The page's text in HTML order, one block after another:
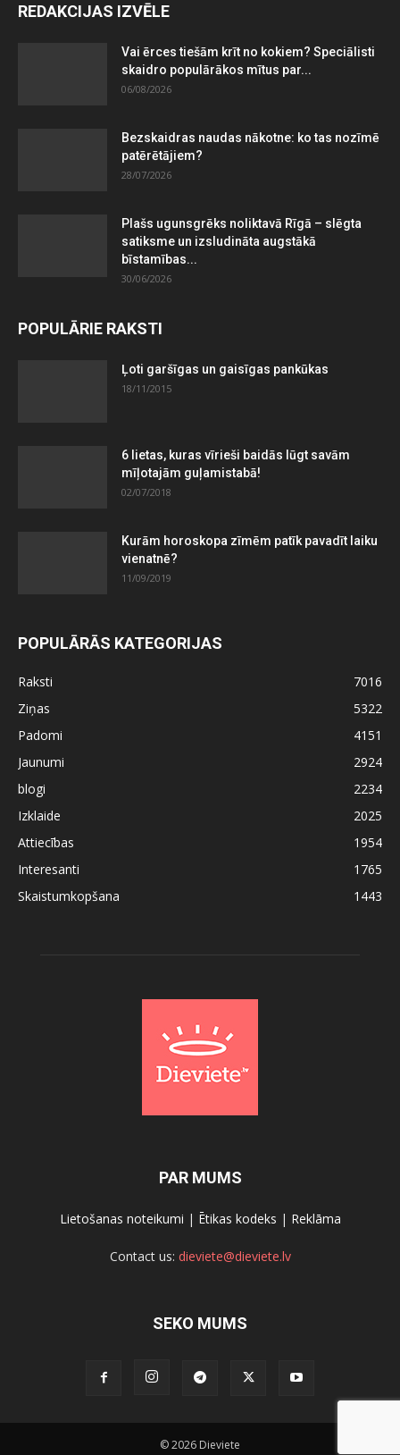
REDAKCIJAS IZVĒLE
Vai ērces tiešām krīt no kokiem? Speciālisti
skaidro populārākos mītus par...
06/08/2026
Bezskaidras naudas nākotne: ko tas nozīmē
patērētājiem?
28/07/2026
Plašs ugunsgrēks noliktavā Rīgā – slēgta
satiksme un izsludināta augstākā
bīstamības...
30/06/2026
POPULĀRIE RAKSTI
Ļoti garšīgas un gaisīgas pankūkas
18/11/2015
6 lietas, kuras vīrieši baidās lūgt savām
mīļotajām guļamistabā!
02/07/2018
Kurām horoskopa zīmēm patīk pavadīt laiku
vienatnē?
11/09/2019
POPULĀRĀS KATEGORIJAS
Raksti
7016
Ziņas
5322
Padomi
4151
Jaunumi
2924
blogi
2234
Izklaide
2025
Attiecības
1954
Interesanti
1765
Skaistumkopšana
1443
PAR MUMS
Lietošanas noteikumi | Ētikas kodeks | Reklāma
Contact us: dieviete@dieviete.lv
SEKO MUMS
© 2026 Dieviete